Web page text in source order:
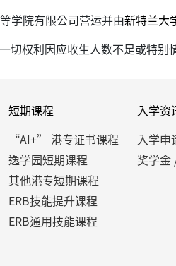
学院有限公司营运并由新特兰大
切权利因应收生人数不足或特别
短期课程
“AI+” 港专证书课程
逸学园短期课程
其他港专短期课程
ERB技能提升课程
ERB通用技能课程
入学资
入学申
奖学金